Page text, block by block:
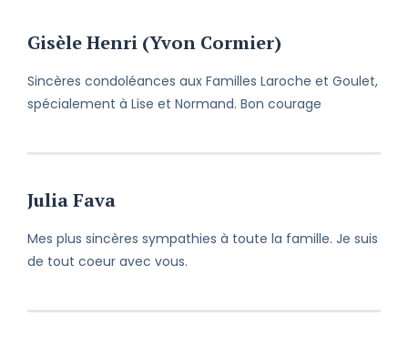
Gisèle Henri (Yvon Cormier)
Sincères condoléances aux Familles Laroche et Goulet,
spécialement à Lise et Normand. Bon courage
Julia Fava
Mes plus sincères sympathies à toute la famille. Je suis
de tout coeur avec vous.